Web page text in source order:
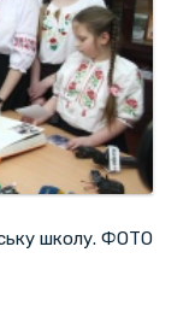
школу. ФОТО